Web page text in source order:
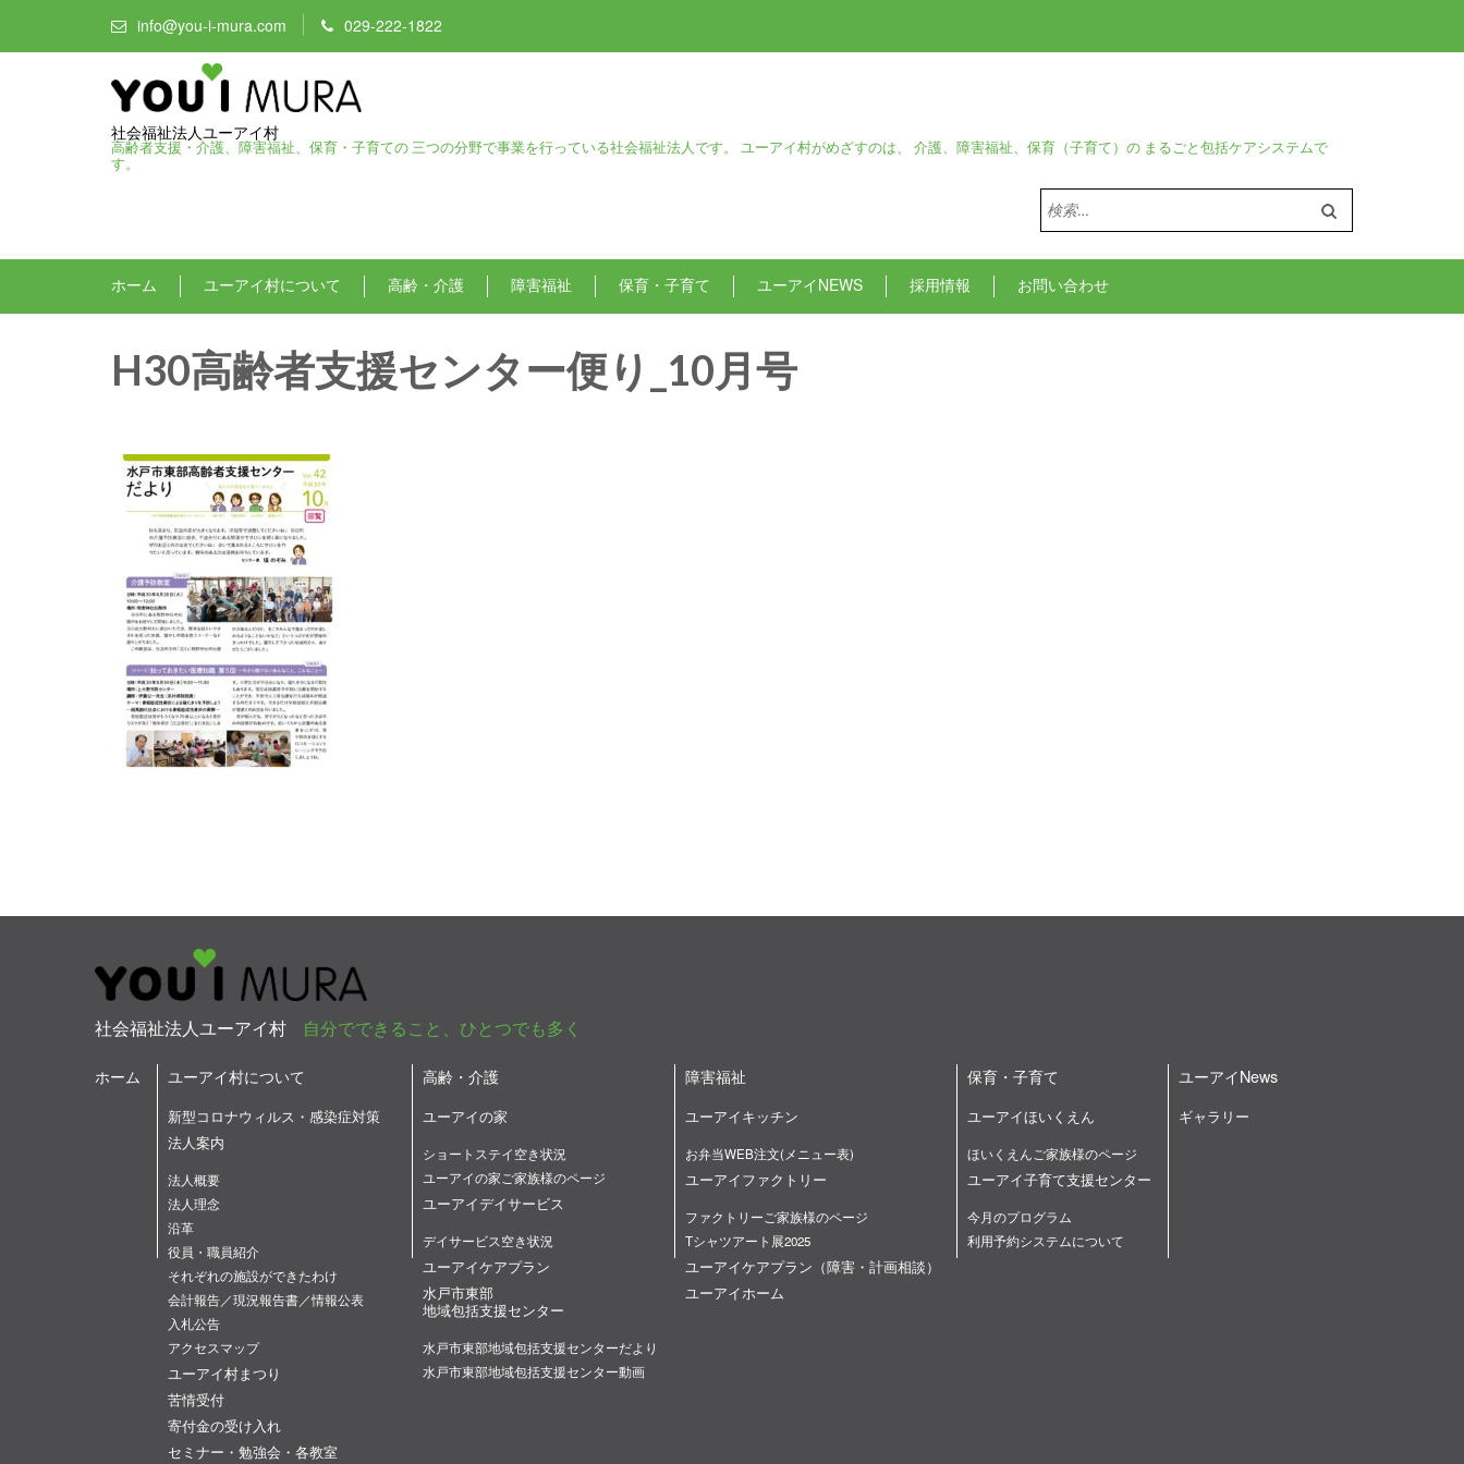
info@you-i-mura.com 029-222-1822
社会福祉法人ユーアイ村
高齢者支援・介護、障害福祉、保育・子育ての 三つの分野で事業を行っている社会福祉法人です。 ユーアイ村がめざすのは、 介護、障害福祉、保育（子育て）の まるごと包括ケアシステムで
す。
検
索:
ホーム ユーアイ村について 高齢・介護 障害福祉 保育・子育て ユーアイNEWS 採用情報 お問い合わせ
H30高齢者支援センター便り_10月号
社会福祉法人ユーアイ村 自分でできること、ひとつでも多く
ホーム ユーアイ村について
新型コロナウィルス・感染症対策
法人案内
法人概要
法人理念
沿革
役員・職員紹介
それぞれの施設ができたわけ
会計報告／現況報告書／情報公表
入札公告
アクセスマップ
ユーアイ村まつり
苦情受付
寄付金の受け入れ
セミナー・勉強会・各教室
高齢・介護
ユーアイの家
ショートステイ空き状況
ユーアイの家ご家族様のページ
ユーアイデイサービス
デイサービス空き状況
ユーアイケアプラン
水戸市東部
地域包括支援センター
水戸市東部地域包括支援センターだより
水戸市東部地域包括支援センター動画
障害福祉
ユーアイキッチン
お弁当WEB注文(メニュー表)
ユーアイファクトリー
ファクトリーご家族様のページ
Tシャツアート展2025
ユーアイケアプラン（障害・計画相談）
ユーアイホーム
保育・子育て
ユーアイほいくえん
ほいくえんご家族様のページ
ユーアイ子育て支援センター
今月のプログラム
利用予約システムについて
ユーアイNews
ギャラリー